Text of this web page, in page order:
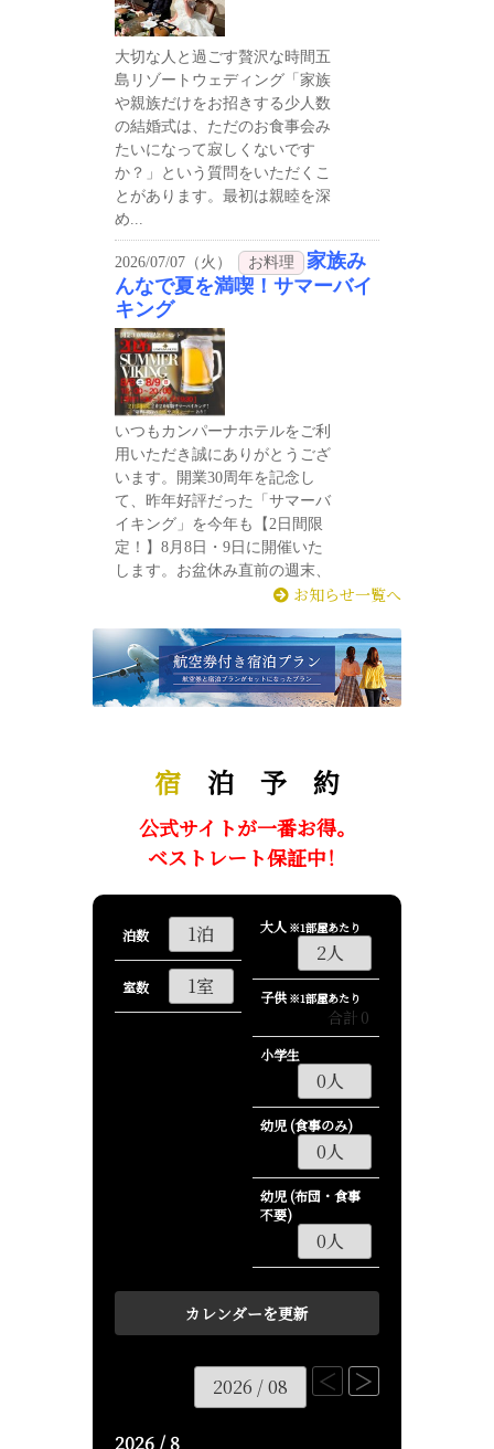
お知らせ一覧へ
宿 泊 予 約
公式サイトが一番お得。
ベストレート保証中！
泊数
室数
大人 ※1部屋あたり
子供 ※1部屋あたり
合計 0
小学生
幼児 (食事のみ)
幼児 (布団・食事
不要)
2026 / 8